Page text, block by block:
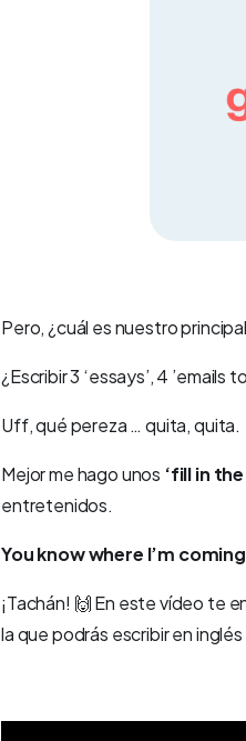
Pero, ¿cuál es nuestro
¿Escribir 3 ‘essays’, 4
Uff, qué pereza … quita, quita.
Mejor me hago unos ‘fill in
entretenidos.
You know where I’m
¡Tachán! 🙌 En este vídeo te
la que podrás escribir en